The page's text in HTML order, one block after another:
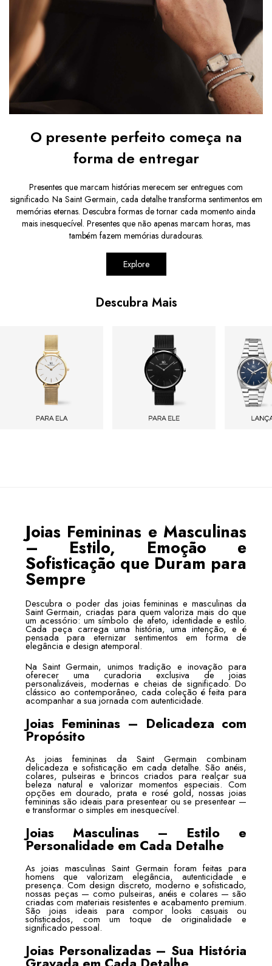
O presente perfeito começa na
forma de entregar
Presentes que marcam histórias merecem ser entregues com
significado. Na Saint Germain, cada detalhe transforma sentimentos em
memórias eternas. Descubra formas de tornar cada momento ainda
mais inesquecível. Presentes que não apenas marcam horas, mas
também fazem memórias duradouras.
Explore
Descubra Mais
Joias Femininas e Masculinas
– Estilo, Emoção e
Sofisticação que Duram para
Sempre
Descubra o poder das joias femininas e masculinas da
Saint Germain, criadas para quem valoriza mais do que
um acessório: um símbolo de afeto, identidade e estilo.
Cada peça carrega uma história, uma intenção, e é
pensada para eternizar sentimentos em forma de
elegância e design atemporal.
Na Saint Germain, unimos tradição e inovação para
oferecer uma curadoria exclusiva de joias
personalizáveis, modernas e cheias de significado. Do
clássico ao contemporâneo, cada coleção é feita para
acompanhar a sua jornada com autenticidade.
Joias Femininas – Delicadeza com
Propósito
As joias femininas da Saint Germain combinam
delicadeza e sofisticação em cada detalhe. São anéis,
colares, pulseiras e brincos criados para realçar sua
beleza natural e valorizar momentos especiais. Com
opções em dourado, prata e rosé gold, nossas joias
femininas são ideais para presentear ou se presentear —
e transformar o simples em inesquecível.
Joias Masculinas – Estilo e
Personalidade em Cada Detalhe
As joias masculinas Saint Germain foram feitas para
homens que valorizam elegância, autenticidade e
presença. Com design discreto, moderno e sofisticado,
nossas peças — como pulseiras, anéis e colares — são
criadas com materiais resistentes e acabamento premium.
São joias ideais para compor looks casuais ou
sofisticados, com um toque de originalidade e
significado pessoal.
Joias Personalizadas – Sua História